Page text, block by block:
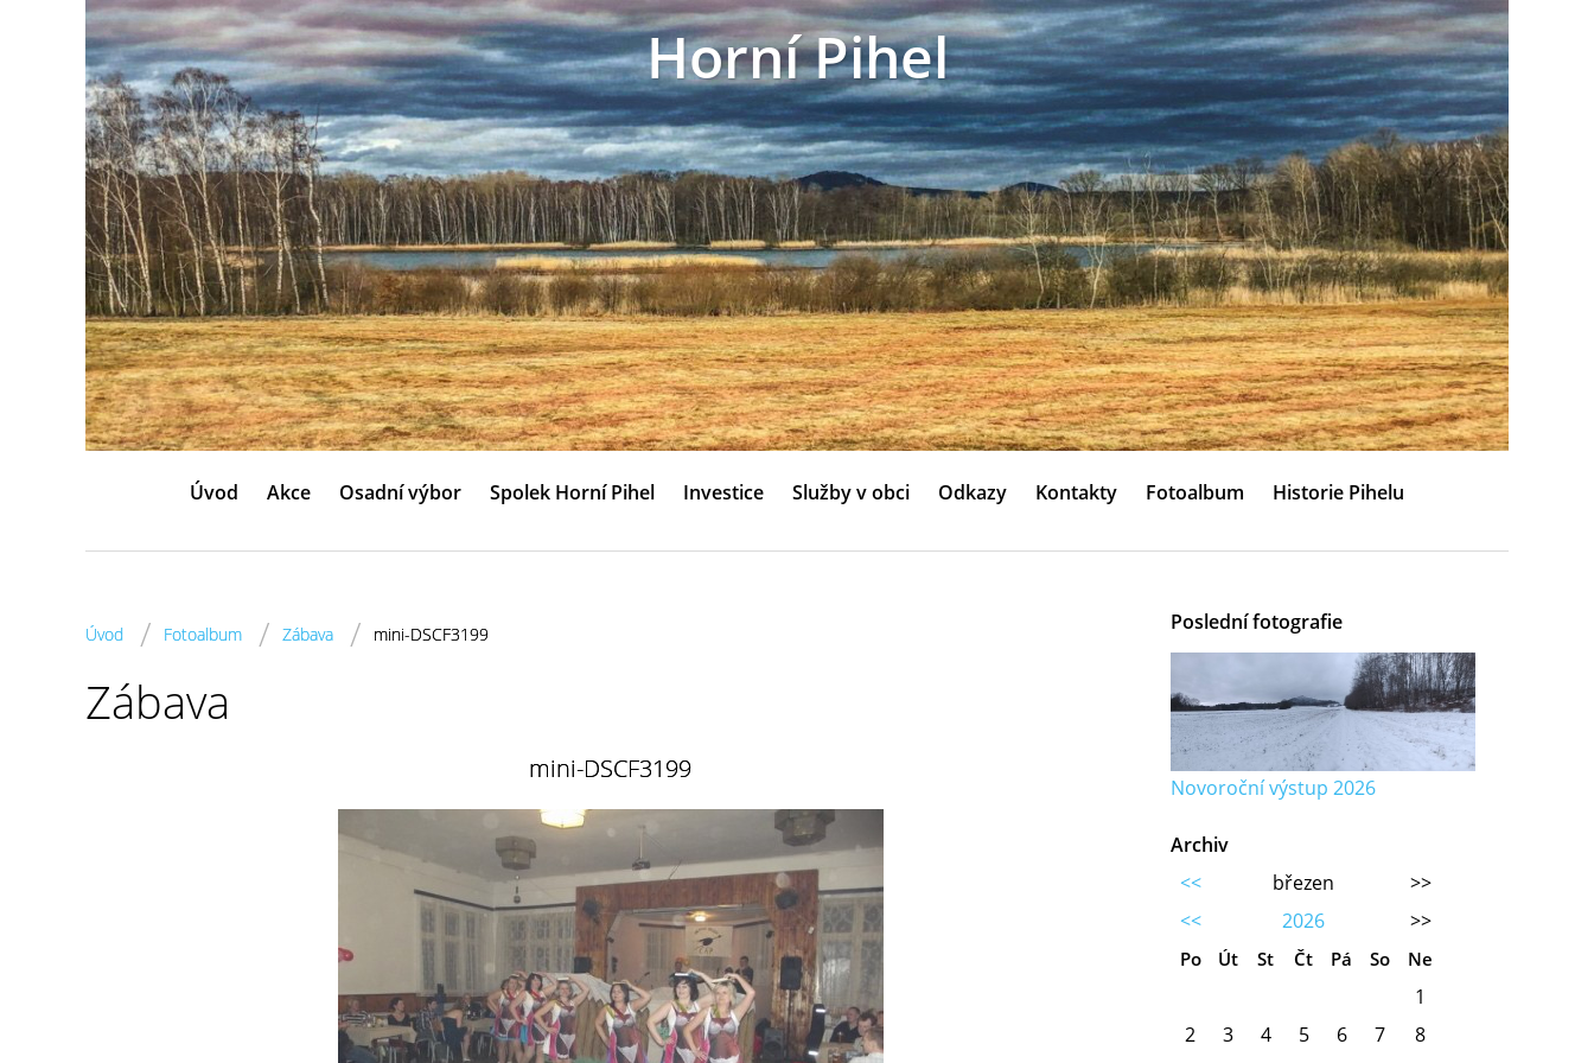
Horní Pihel
Úvod Akce Osadní výbor Spolek Horní Pihel Investice Služby v obci Odkazy Kontakty Fotoalbum Historie Pihelu
Úvod / Fotoalbum / Zábava / mini-DSCF3199
Zábava
mini-DSCF3199
Poslední fotografie
Novoroční výstup 2026
Archiv
<<
březen
>>
<<
2026 >>
Po Út St Čt Pá So Ne
1
2
3 4 5 6 7
8